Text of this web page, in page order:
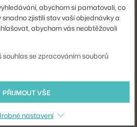
abychom si pamatovali, co
zjistili stav vaší objednávky a
abychom vás neobtěžovali
se zpracováním souborů
PŘIJMOUT VŠE
nastavení